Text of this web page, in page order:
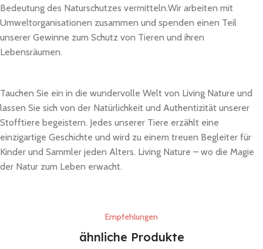
Bedeutung des Naturschutzes vermitteln.Wir arbeiten mit
Umweltorganisationen zusammen und spenden einen Teil
unserer Gewinne zum Schutz von Tieren und ihren
Lebensräumen.
Tauchen Sie ein in die wundervolle Welt von Living Nature und
lassen Sie sich von der Natürlichkeit und Authentizität unserer
Stofftiere begeistern. Jedes unserer Tiere erzählt eine
einzigartige Geschichte und wird zu einem treuen Begleiter für
Kinder und Sammler jeden Alters. Living Nature – wo die Magie
der Natur zum Leben erwacht.
Empfehlungen
ähnliche Produkte